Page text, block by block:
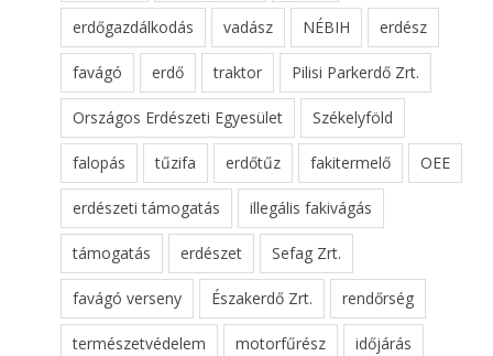
erdőgazdálkodás vadász NÉBIH erdész
favágó erdő traktor Pilisi Parkerdő Zrt.
Országos Erdészeti Egyesület Székelyföld
falopás tűzifa erdőtűz fakitermelő OEE
erdészeti támogatás illegális fakivágás
támogatás erdészet Sefag Zrt.
favágó verseny Északerdő Zrt. rendőrség
természetvédelem motorfűrész időjárás